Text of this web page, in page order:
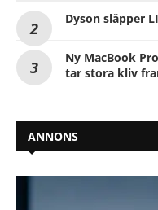
Dyson släpper
Ny MacBook
tar stora kliv
ANNONS